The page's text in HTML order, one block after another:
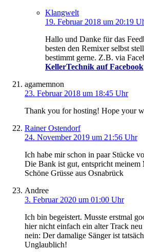
Klangwelt
19. Februar 2018 um 20:19
Hallo und Danke für das
besten den Remixer selbst
bestimmt gerne. Z.B. via
KellerTechnik auf Facebook
agamemnon
23. Februar 2018 um 18:45 Uhr
Thank you for hosting! Hope your
Rainer Ostendorf
24. November 2019 um 21:56 Uhr
Ich habe mir schon in paar Stücke
Die Bank ist gut, entspricht meinem
Schöne Grüsse aus Osnabrück
Andree
3. Februar 2020 um 01:00 Uhr
Ich bin begeistert. Musste erstmal
hier nicht einfach ein alter Track
nein: Der damalige Sänger ist
Unglaublich!